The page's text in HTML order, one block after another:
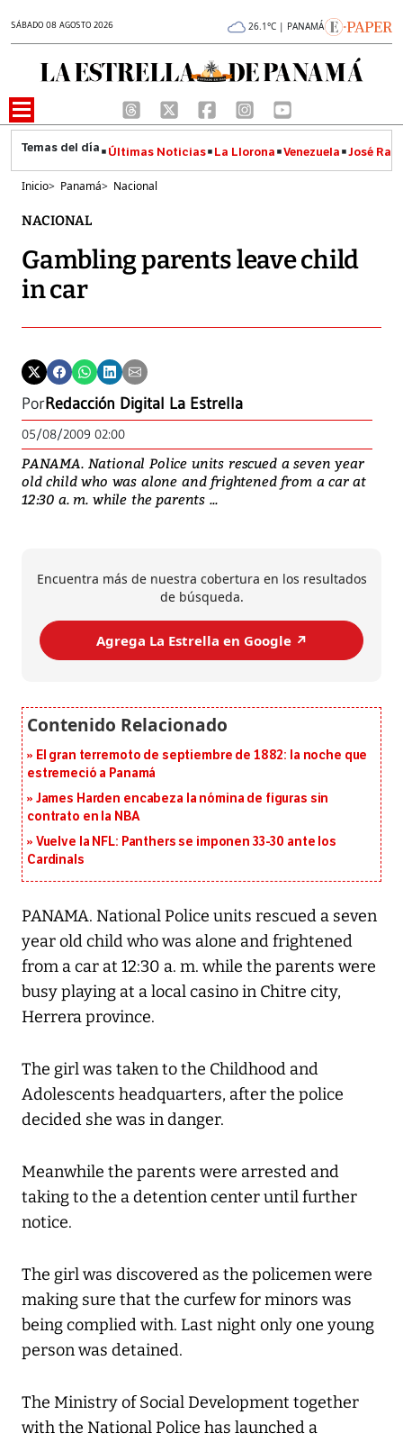
SÁBADO 08 AGOSTO 2026 26.1°C | PANAMÁ
Últimas Noticias La Llorona Venezuela José
Inicio> Panamá> Nacional
NACIONAL
Gambling parents leave child
in car
PorRedacción Digital La Estrella
05/08/2009 02:00
PANAMA. National Police units rescued a seven year
old child who was alone and frightened from a car at
12:30 a. m. while the parents ...
Encuentra más de nuestra cobertura en los resultados
de búsqueda.
Agrega La Estrella en Google ↗️
El gran terremoto de septiembre de 1882: la noche que
estremeció a Panamá
James Harden encabeza la nómina de figuras sin
contrato en la NBA
Vuelve la NFL: Panthers se imponen 33-30 ante los
Cardinals
PANAMA. National Police units rescued a seven
year old child who was alone and frightened
from a car at 12:30 a. m. while the parents were
busy playing at a local casino in Chitre city,
Herrera province.
The girl was taken to the Childhood and
Adolescents headquarters, after the police
decided she was in danger.
Meanwhile the parents were arrested and
taking to the a detention center until further
notice.
The girl was discovered as the policemen were
making sure that the curfew for minors was
being complied with. Last night only one young
person was detained.
The Ministry of Social Development together
with the National Police has launched a